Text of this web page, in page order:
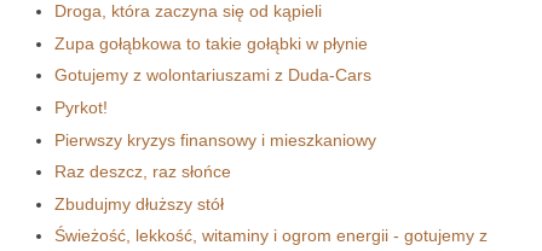
Droga, która zaczyna się od kąpieli
Zupa gołąbkowa to takie gołąbki w płynie
Gotujemy z wolontariuszami z Duda-Cars
Pyrkot!
Pierwszy kryzys finansowy i mieszkaniowy
Raz deszcz, raz słońce
Zbudujmy dłuższy stół
Świeżość, lekkość, witaminy i ogrom energii - gotujemy z